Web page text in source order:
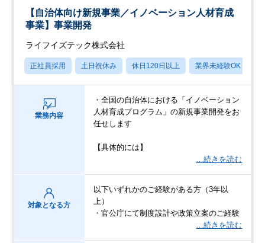
【自治体向け新規事業／イノベーション人材育成
事業】事業開発
ライフイズテック株式会社
正社員採用 土日祝休み 休日120日以上 業界未経験OK
業務内容
・全国の自治体における「イノベーション
人材育成プログラム」の新規事業開発をお
任せします
【具体的には】
…続きを読む
対象となる方
以下いずれかのご経験がある方（3年以
上）
・官公庁にて制度設計や政策立案のご経験
…続きを読む